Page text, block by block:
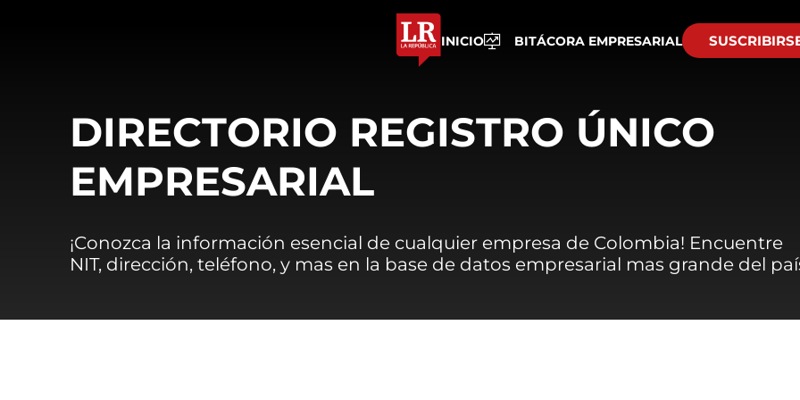
INICIO BITÁCORA EMPRESARIAL
DIRECTORIO REGISTRO ÚNICO
EMPRESARIAL
¡Conozca la información esencial de cualquier empresa de Colombia! Encuentre
NIT, dirección, teléfono, y mas en la base de datos empresarial mas grande del